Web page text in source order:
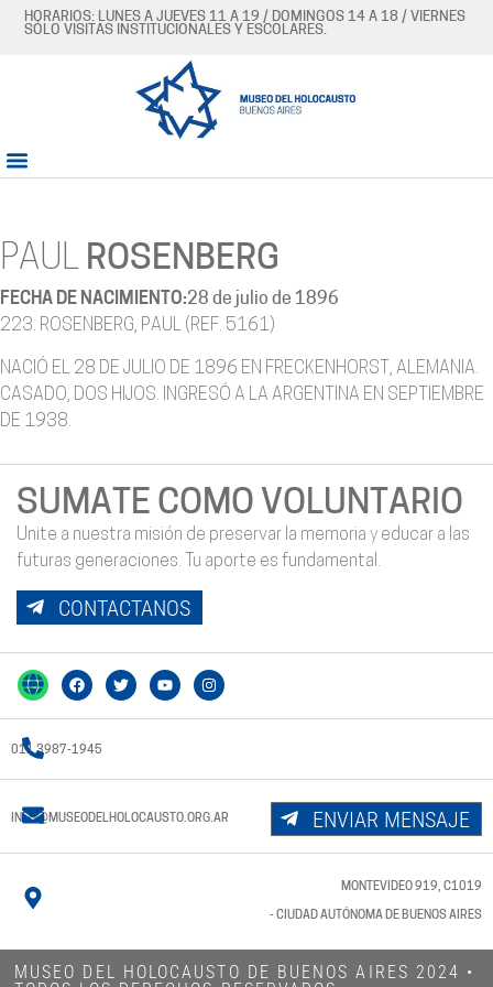
HORARIOS: LUNES A JUEVES 11 A 19 / DOMINGOS 14 A 18 / VIERNES
SÓLO VISITAS INSTITUCIONALES Y ESCOLARES.
PAUL ROSENBERG
FECHA DE NACIMIENTO:28 de julio de 1896
223. ROSENBERG, PAUL (REF. 5161)
NACIÓ EL 28 DE JULIO DE 1896 EN FRECKENHORST, ALEMANIA.
CASADO, DOS HIJOS. INGRESÓ A LA ARGENTINA EN SEPTIEMBRE
DE 1938.
SUMATE COMO VOLUNTARIO
Unite a nuestra misión de preservar la memoria y educar a las
futuras generaciones. Tu aporte es fundamental.
CONTACTANOS
011 3987-1945
INFO@MUSEODELHOLOCAUSTO.ORG.AR ENVIAR MENSAJE
MONTEVIDEO 919, C1019
- CIUDAD AUTÓNOMA DE BUENOS AIRES
MUSEO DEL HOLOCAUSTO DE BUENOS AIRES 2024​ •